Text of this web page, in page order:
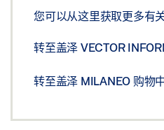
您可以从这里获取更多有
转至盖泽 VECTOR
转至盖泽 MILANEO 购物